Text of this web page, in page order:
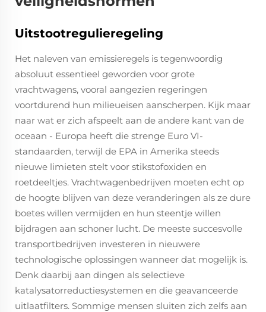
Uitstootregulieregeling
Het naleven van emissieregels is tegenwoordig
absoluut essentieel geworden voor grote
vrachtwagens, vooral aangezien regeringen
voortdurend hun milieueisen aanscherpen. Kijk maar
naar wat er zich afspeelt aan de andere kant van de
oceaan - Europa heeft die strenge Euro VI-
standaarden, terwijl de EPA in Amerika steeds
nieuwe limieten stelt voor stikstofoxiden en
roetdeeltjes. Vrachtwagenbedrijven moeten echt op
de hoogte blijven van deze veranderingen als ze dure
boetes willen vermijden en hun steentje willen
bijdragen aan schoner lucht. De meeste succesvolle
transportbedrijven investeren in nieuwere
technologische oplossingen wanneer dat mogelijk is.
Denk daarbij aan dingen als selectieve
katalysatorreductiesystemen en die geavanceerde
uitlaatfilters. Sommige mensen sluiten zich zelfs aan